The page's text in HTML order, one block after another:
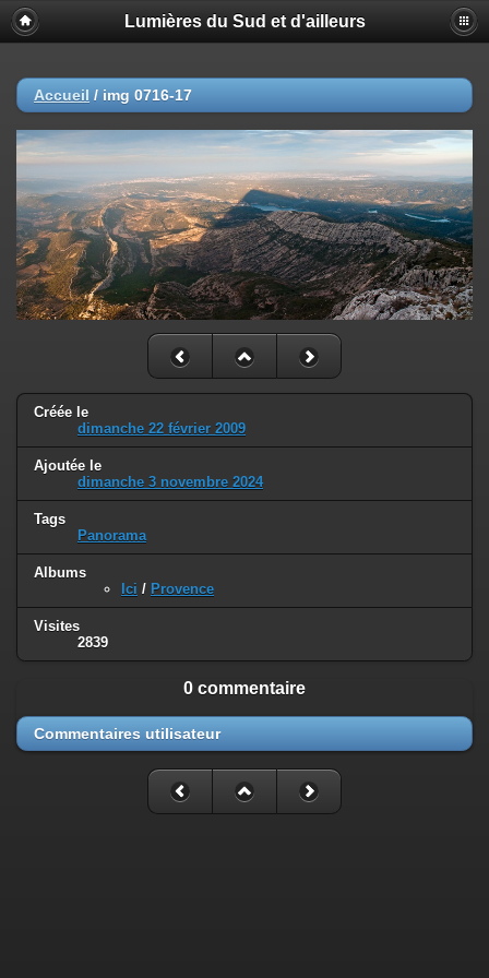
Lumières du Sud et d'ailleurs
Accueil / img 0716-17
Créée le
dimanche 22 février 2009
Ajoutée le
dimanche 3 novembre 2024
Tags
Panorama
Albums
Ici / Provence
Visites
2839
0 commentaire
Commentaires utilisateur